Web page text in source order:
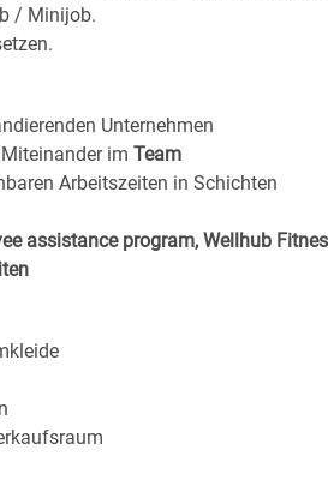
/ Minijob.
Unternehmen
im Team
Arbeitszeiten in Schichten
assistance program, Wellhub